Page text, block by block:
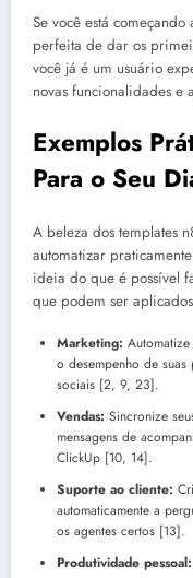
Se você está
perfeita de dar os
você já é um usuário
novas funcionalidades e
Exemplos
Para o Seu
A beleza dos templates
automatizar
ideia do que é possível
que podem ser
Marketing:
o desempenho de
sociais [2, 9, 23].
Vendas: Sincronize
mensagens de
ClickUp [10, 14].
Suporte ao cliente:
automaticamente a
os agentes certos [13].
Produtividade pessoal: